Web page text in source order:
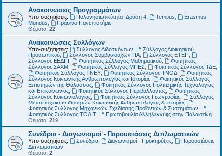
Ανακοινώσεις Προγραμμάτων
Υπο-συζητήσεις: Πολυνησιωτικότητα- Δράση 4, Tempus
Erasmus
Mundus
Πράσινο Πανεπιστήμιο
Θέματα: 22
Ανακοινώσεις Συλλόγων
Υπο-συζητήσεις: Σύλλογος Διδασκόντων
Σύλλογος Διοικητικού
Προσωπικού
Σύλλογος Συμβασιούχων ΠΑ, Σύλλογος ΕΤΕΠ
Σύλλογος ΕΕΔΙΠ
Φοιτητικός Σύλλογος Μαθηματικού,
Φοιτητικός
Σύλλογος ΣΑΧΜ
Φοιτητικός Σύλλογος ΜΠΕΣ Φοιτητικός Σύλλογος ΤΔΕ,
Φοιτητικός Σύλλογος ΤΝΕΥ, Φοιτητικός Σύλλογος ΤΜΟΔ,
Φοιτητικός
Σύλλογος Κοινωνικής Ανθρωπολογίας και Ιστορίας
Φοιτητικός Σύλλογος
Επιστημών της Θάλασσας
Φοιτητικός Σύλλογος Πολιτισμικής Τεχνολογίας
και Επικοινωνίας
Φοιτητικός Σύλλογος Περιβάλλοντος,
Φοιτητικός
Σύλλογος Κοινωνιολογίας
Φοιτητικός Σύλλογος Γεωγραφίας,
Σύλλογος
Μεταπτυχιακών Φοιτητών Κοινωνικής Ανθρωπολογίας & Ιστορίας
Φοιτητικός Σύλλογος Μηχανικών Σχεδίασης Προϊόντων & Συστημάτων
Φοιτητικός Σύλλογος ΤΟΔΙΤ
Πρωτοβουλία Αλληλεγγύης στην Παλαιστίνη
Θέματα: 219
Συνέδρια - Διαγωνισμοί - Παρουσιάσεις Διπλωματικών
Υπο-συζητήσεις: Συνέδρια, Διαγωνισμοί - Προκηρύξεις,
Παρουσιάσεις
Διπλωματικών
Θέματα: 2